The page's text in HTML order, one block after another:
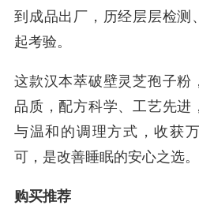
到成品出厂，历经层层检测
起考验。
这款汉本萃破壁灵芝孢子粉
品质，配方科学、工艺先进
与温和的调理方式，收获
可，是改善睡眠的安心之选。
购买推荐